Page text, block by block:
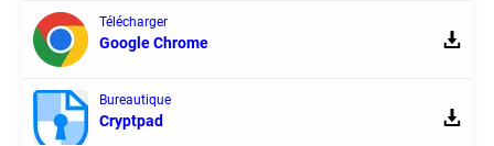
Télécharger
Google Chrome
Bureautique
Cryptpad